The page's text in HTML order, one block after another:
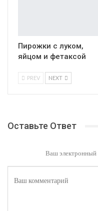
Пирожки с луком,
яйцом и фетаксой
PREV NEXT
Оставьте Ответ
Ваш электронный